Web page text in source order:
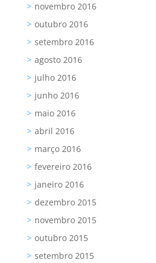
novembro 2016
outubro 2016
setembro 2016
agosto 2016
julho 2016
junho 2016
maio 2016
abril 2016
março 2016
fevereiro 2016
janeiro 2016
dezembro 2015
novembro 2015
outubro 2015
setembro 2015